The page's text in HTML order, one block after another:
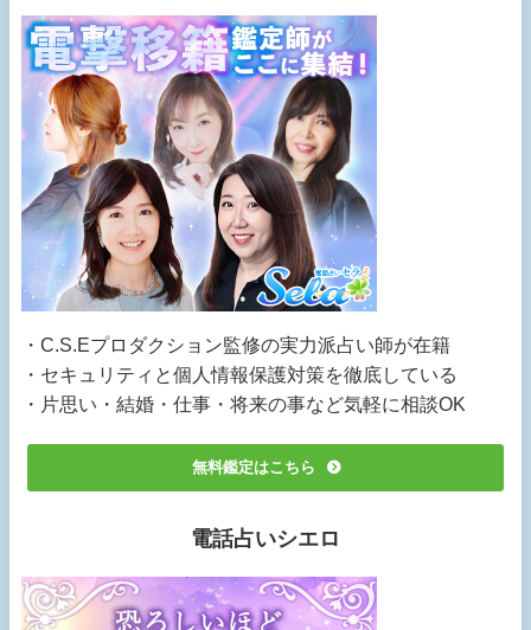
・C.S.Eプロダクション監修の実力派占い師が在籍
・セキュリティと個人情報保護対策を徹底している
・片思い・結婚・仕事・将来の事など気軽に相談OK
無料鑑定はこちら
電話占いシエロ